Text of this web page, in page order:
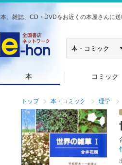
本、雑誌、CD・DVDをお近くの本屋さんに送
本 コミック
トップ 本・コミック 理学